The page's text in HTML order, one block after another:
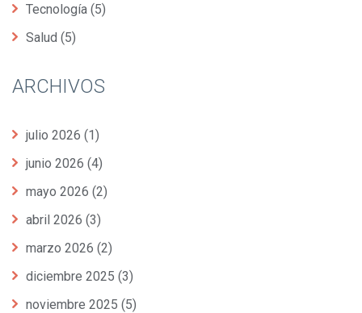
Tecnología (5)
Salud (5)
ARCHIVOS
julio 2026 (1)
junio 2026 (4)
mayo 2026 (2)
abril 2026 (3)
marzo 2026 (2)
diciembre 2025 (3)
noviembre 2025 (5)